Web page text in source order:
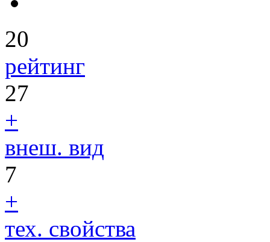
20
рейтинг
27
+
внеш. вид
7
+
тех. свойства